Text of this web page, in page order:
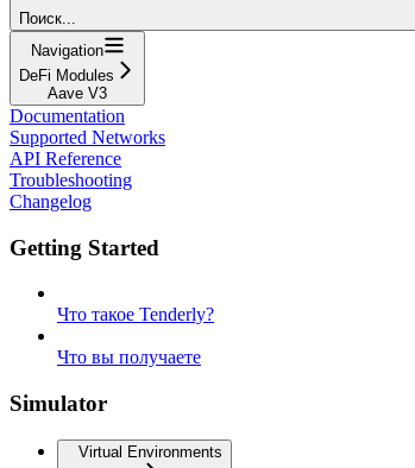
Поиск...
Navigation
DeFi Modules
Aave V3
Documentation
Supported Networks
API Reference
Troubleshooting
Changelog
Getting Started
Что такое Tenderly?
Что вы получаете
Simulator
Virtual Environments